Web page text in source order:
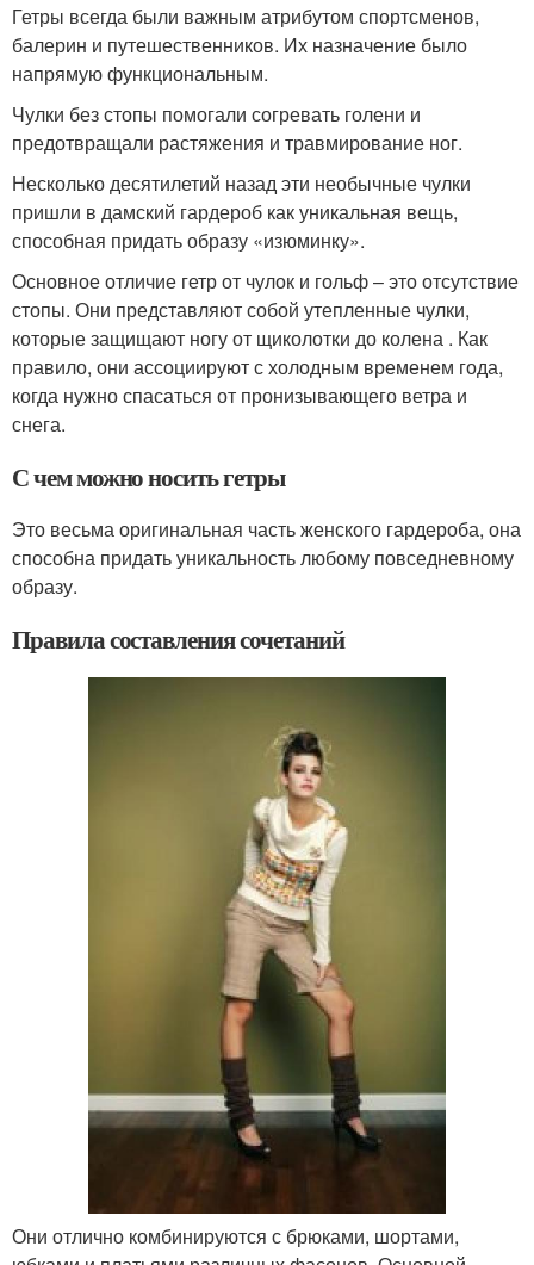
Гетры всегда были важным атрибутом спортсменов,
балерин и путешественников. Их назначение было
напрямую функциональным.
Чулки без стопы помогали согревать голени и
предотвращали растяжения и травмирование ног.
Несколько десятилетий назад эти необычные чулки
пришли в дамский гардероб как уникальная вещь,
способная придать образу «изюминку».
Основное отличие гетр от чулок и гольф – это отсутствие
стопы. Они представляют собой утепленные чулки,
которые защищают ногу от щиколотки до колена . Как
правило, они ассоциируют с холодным временем года,
когда нужно спасаться от пронизывающего ветра и
снега.
С чем можно носить гетры
Это весьма оригинальная часть женского гардероба, она
способна придать уникальность любому повседневному
образу.
Правила составления сочетаний
Они отлично комбинируются с брюками, шортами,